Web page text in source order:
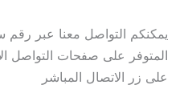
المتوفر على صفحات التواصل
على زر الاتصال المباشر